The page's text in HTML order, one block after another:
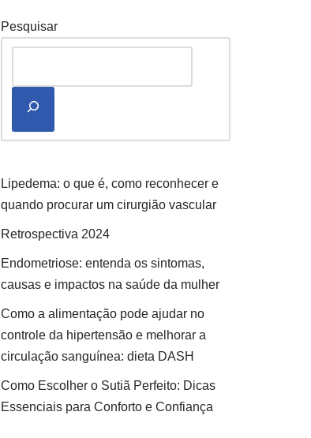
Pesquisar
Lipedema: o que é, como reconhecer e
quando procurar um cirurgião vascular
Retrospectiva 2024
Endometriose: entenda os sintomas,
causas e impactos na saúde da mulher
Como a alimentação pode ajudar no
controle da hipertensão e melhorar a
circulação sanguínea: dieta DASH
Como Escolher o Sutiã Perfeito: Dicas
Essenciais para Conforto e Confiança